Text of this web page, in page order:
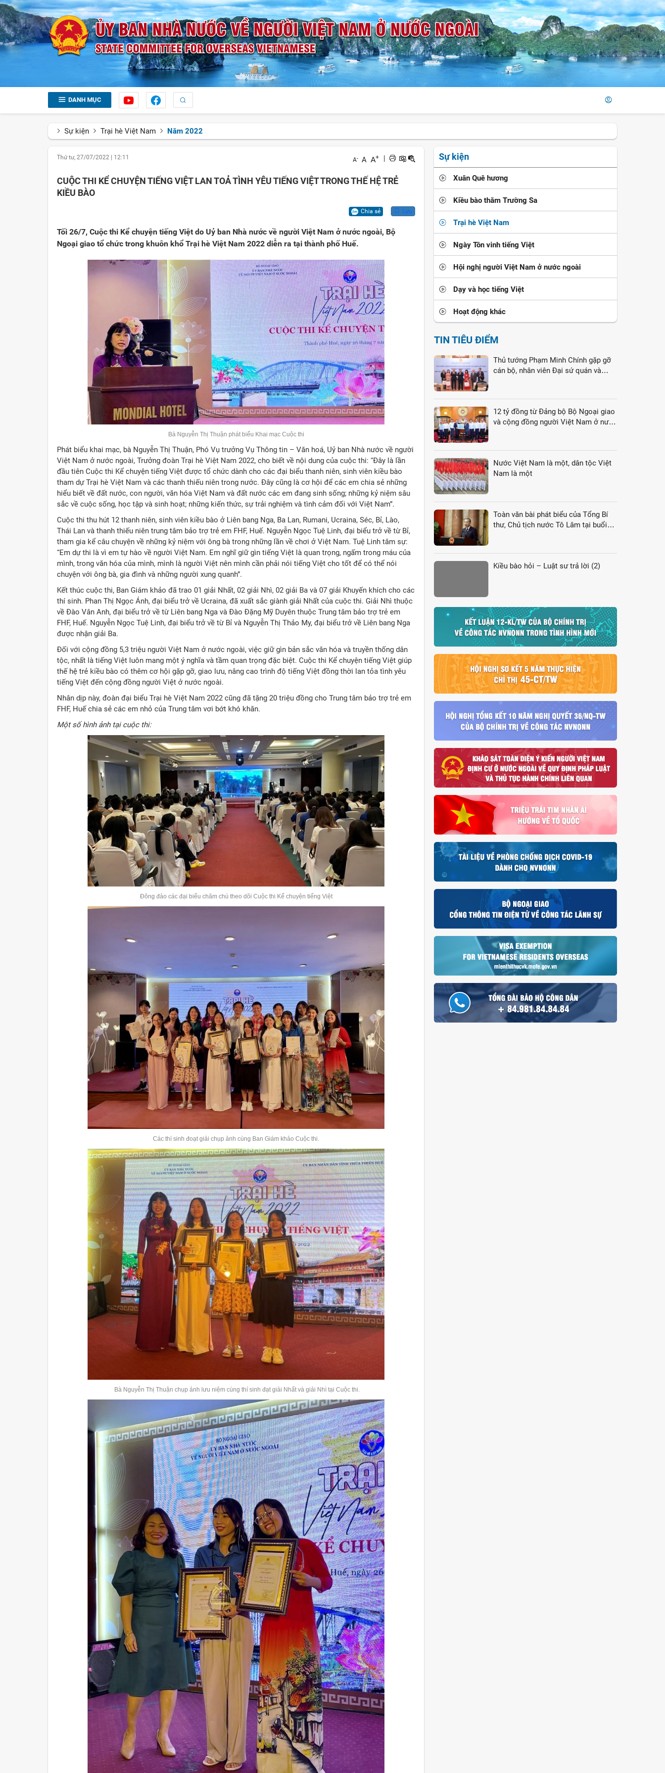
DANH MỤC
Sự kiện Trại hè Việt Nam Năm 2022
Thứ tư, 27/07/2022 12:11 A- A A+ |
CUỘC THI KỂ CHUYỆN TIẾNG VIỆT LAN TOẢ TÌNH YÊU TIẾNG VIỆT TRONG THẾ HỆ TRẺ
KIỀU BÀO
Chia sẻ Lưu
Tối 26/7, Cuộc thi Kể chuyện tiếng Việt do Uỷ ban Nhà nước về người Việt Nam ở nước ngoài, Bộ
Ngoại giao tổ chức trong khuôn khổ Trại hè Việt Nam 2022 diễn ra tại thành phố Huế.
Bà Nguyễn Thị Thuận phát biểu Khai mạc Cuộc thi
Phát biểu khai mạc, bà Nguyễn Thị Thuận, Phó Vụ trưởng Vụ Thông tin – Văn hoá, Uỷ ban Nhà nước về người
Việt Nam ở nước ngoài, Trưởng đoàn Trại hè Việt Nam 2022, cho biết về nội dung của cuộc thi: “Đây là lần
đầu tiên Cuộc thi Kể chuyện tiếng Việt được tổ chức dành cho các đại biểu thanh niên, sinh viên kiều bào
tham dự Trại hè Việt Nam và các thanh thiếu niên trong nước. Đây cũng là cơ hội để các em chia sẻ những
hiểu biết về đất nước, con người, văn hóa Việt Nam và đất nước các em đang sinh sống; những kỷ niệm sâu
sắc về cuộc sống, học tập và sinh hoạt; những kiến thức, sự trải nghiệm và tình cảm đối với Việt Nam”.
Cuộc thi thu hút 12 thanh niên, sinh viên kiều bào ở Liên bang Nga, Ba Lan, Rumani, Ucraina, Séc, Bỉ, Lào,
Thái Lan và thanh thiếu niên trung tâm bảo trợ trẻ em FHF, Huế. Nguyễn Ngọc Tuệ Linh, đại biểu trở về từ Bỉ,
tham gia kể câu chuyện về những kỷ niệm với ông bà trong những lần về chơi ở Việt Nam. Tuệ Linh tâm sự:
“Em dự thi là vì em tự hào về người Việt Nam. Em nghĩ giữ gìn tiếng Việt là quan trọng, ngấm trong máu của
mình, trong văn hóa của mình, mình là người Việt nên mình cần phải nói tiếng Việt cho tốt để có thể nói
chuyện với ông bà, gia đình và những người xung quanh”.
Kết thúc cuộc thi, Ban Giám khảo đã trao 01 giải Nhất, 02 giải Nhì, 02 giải Ba và 07 giải Khuyến khích cho các
thí sinh. Phan Thị Ngọc Ánh, đại biểu trở về Ucraina, đã xuất sắc giành giải Nhất của cuộc thi. Giải Nhì thuộc
về Đào Vân Anh, đại biểu trở về từ Liên bang Nga và Đào Đặng Mỹ Duyên thuộc Trung tâm bảo trợ trẻ em
FHF, Huế. Nguyễn Ngọc Tuệ Linh, đại biểu trở về từ Bỉ và Nguyễn Thị Thảo My, đại biểu trở về Liên bang Nga
được nhận giải Ba.
Đối với cộng đồng 5,3 triệu người Việt Nam ở nước ngoài, việc giữ gìn bản sắc văn hóa và truyền thống dân
tộc, nhất là tiếng Việt luôn mang một ý nghĩa và tầm quan trọng đặc biệt. Cuộc thi Kể chuyện tiếng Việt giúp
thế hệ trẻ kiều bào có thêm cơ hội gặp gỡ, giao lưu, nâng cao trình độ tiếng Việt đồng thời lan tỏa tình yêu
tiếng Việt đến cộng đồng người Việt ở nước ngoài.
Nhân dịp này, đoàn đại biểu Trại hè Việt Nam 2022 cũng đã tặng 20 triệu đồng cho Trung tâm bảo trợ trẻ em
FHF, Huế chia sẻ các em nhỏ của Trung tâm vơi bớt khó khăn.
Một số hình ảnh tại cuộc thi:
Đông đảo các đại biểu chăm chú theo dõi Cuộc thi Kể chuyện tiếng Việt
Các thí sinh đoạt giải chụp ảnh cùng Ban Giám khảo Cuộc thi.
Bà Nguyễn Thị Thuận chụp ảnh lưu niệm cùng thí sinh đạt giải Nhất và giải Nhì tại Cuộc thi.
Sự kiện
Xuân Quê hương
Kiều bào thăm Trường Sa
Trại hè Việt Nam
Ngày Tôn vinh tiếng Việt
Hội nghị người Việt Nam ở nước ngoài
Dạy và học tiếng Việt
Hoạt động khác
TIN TIÊU ĐIỂM
Thủ tướng Phạm Minh Chính gặp gỡ
cán bộ, nhân viên Đại sứ quán và
12 tỷ đồng từ Đảng bộ Bộ Ngoại giao
và cộng đồng người Việt Nam ở nước
Nước Việt Nam là một, dân tộc Việt
Nam là một
Toàn văn bài phát biểu của Tổng Bí
thư, Chủ tịch nước Tô Lâm tại buổi
Kiều bào hỏi – Luật sư trả lời (2)